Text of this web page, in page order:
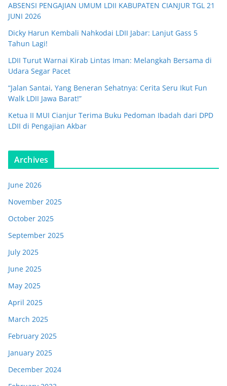
ABSENSI PENGAJIAN UMUM LDII KABUPATEN CIANJUR TGL 21
JUNI 2026
Dicky Harun Kembali Nahkodai LDII Jabar: Lanjut Gass 5
Tahun Lagi!
LDII Turut Warnai Kirab Lintas Iman: Melangkah Bersama di
Udara Segar Pacet
“Jalan Santai, Yang Beneran Sehatnya: Cerita Seru Ikut Fun
Walk LDII Jawa Barat!”
Ketua II MUI Cianjur Terima Buku Pedoman Ibadah dari DPD
LDII di Pengajian Akbar
Archives
June 2026
November 2025
October 2025
September 2025
July 2025
June 2025
May 2025
April 2025
March 2025
February 2025
January 2025
December 2024